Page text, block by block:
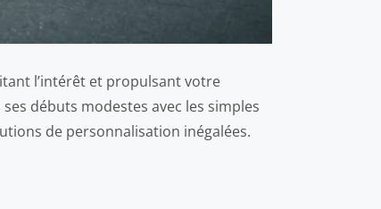
l’intérêt et propulsant votre
débuts modestes avec les simples
de personnalisation inégalées.